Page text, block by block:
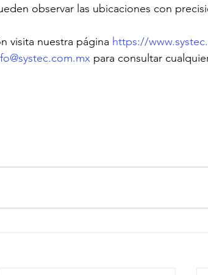
observar las ubicaciones con
visita nuestra página https://
para consultar